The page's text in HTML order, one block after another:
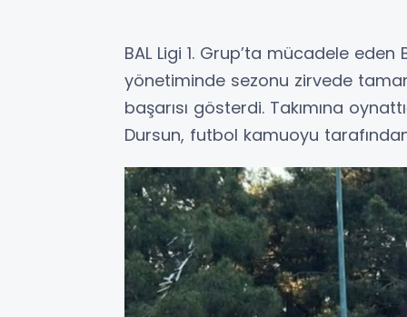
BAL Ligi 1. Grup’ta mücadele eden
yönetiminde sezonu zirvede
başarısı gösterdi. Takımına
Dursun, futbol kamuoyu